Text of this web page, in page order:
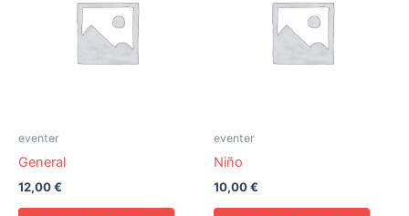
eventer
General
12,00€
eventer
Niño
10,00€